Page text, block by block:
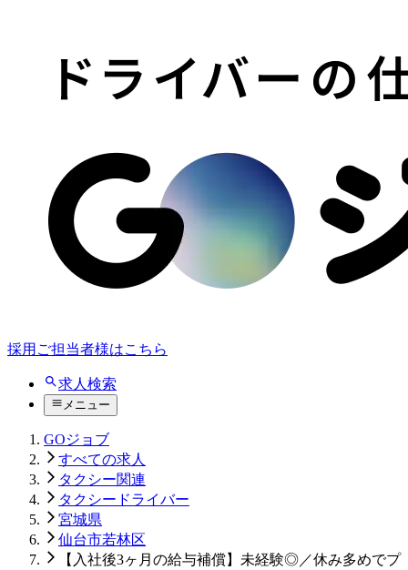
採用ご担当者様はこちら
求人検索
メニュー
GOジョブ
すべての求人
タクシー関連
タクシードライバー
宮城県
仙台市若林区
【入社後3ヶ月の給与補償】未経験◎／休み多めでプ